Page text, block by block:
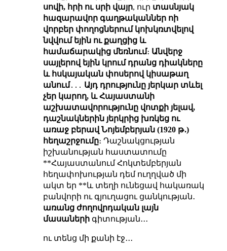
սովի, հրի ու սրի վայր, ուր տասնյակ
հազարավոր գաղթականներ ոի
վորբեր փողոցներում կոխկռտվելով
նվվում եյին ու քաղցից և
համաճարակից մեռնում։ Անվերջ
սայլերով եյին կրում դրանց դիակները
և հսկայական փոսերով կիսաթաղ
անում․․․ Այդ դրությունը յերկար տևել
չեր կարող, և Հայաստանի
աշխատավորությունը վոտքի յելավ,
դաշնակներին յերկրից խռկեց ու
առաջ բերավ Նոյեմբերյան (1920 թ․)
հեղաշրջումը։ Դաշնակցության
իշխանության հաստատումը
**Հայաստանում Հոկտեմբերյան
հեղափոխության դեմ ուղղված մի
ակտ եր **և տեղի ունեցավ հակառակ
բանվորի ու գյուղացու ցանկության․
առանց ժողովրդական լայն
մասաներիգիտության․․․
ու տենց մի քանի էջ․․․